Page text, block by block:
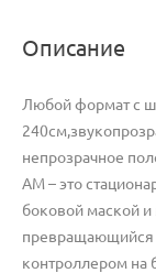
Описание
Любой формат с
непрозрачное
AM – это
боковой маской
превращающийся
контроллером на